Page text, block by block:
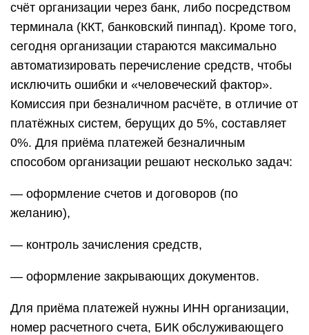
счёт организации через банк, либо посредством
терминала (ККТ, банковский пинпад). Кроме того,
сегодня организации стараются максимально
автоматизировать перечисление средств, чтобы
исключить ошибки и «человеческий фактор».
Комиссия при безналичном расчёте, в отличие от
платёжных систем, берущих до 5%, составляет
0%. Для приёма платежей безналичным
способом организации решают несколько задач:
— оформление счетов и договоров (по
желанию),
— контроль зачисления средств,
— оформление закрывающих документов.
Для приёма платежей нужны ИНН организации,
номер расчетного счета, БИК обслуживающего